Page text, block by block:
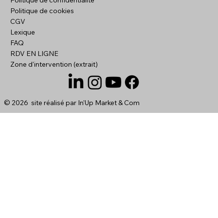
Politique de cookies
CGV
Lexique
FAQ
RDV EN LIGNE
Zone d'intervention (extrait)
© 2026 site réalisé par In'Up Market & Com